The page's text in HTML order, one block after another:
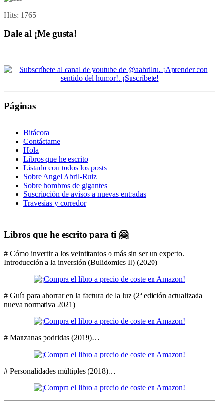
Hits: 1765
Dale al ¡Me gusta!
Páginas
Bitácora
Contáctame
Hola
Libros que he escrito
Listado con todos los posts
Sobre Angel Abril-Ruiz
Sobre hombros de gigantes
Suscripción de avisos a nuevas entradas
Travesías y corredor
Libros que he escrito para ti 🤗
# Cómo invertir a los veintitantos o más sin ser un experto.
Introducción a la inversión (Bulidomics II) (2020)
# Guía para ahorrar en la factura de la luz (2ª edición actualizada
nueva normativa 2021)
# Manzanas podridas (2019)…
# Personalidades múltiples (2018)…